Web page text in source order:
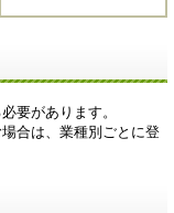
要があります。
合は、業種別ごとに登